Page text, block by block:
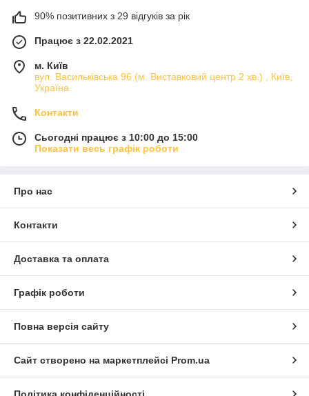
90% позитивних з 29 відгуків за рік
Працює з 22.02.2021
м. Київ
вул. Васильківська 96 (м. Виставковий центр 2 хв.) , Київ,
Україна
Контакти
Сьогодні працює з 10:00 до 15:00
Показати весь графік роботи
Про нас
Контакти
Доставка та оплата
Графік роботи
Повна версія сайту
Сайт створено на маркетплейсі Prom.ua